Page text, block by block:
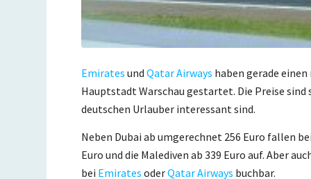
Emirates undQatar Airways haben gerade
Hauptstadt Warschau gestartet. Die Preise sind
deutschen Urlauber interessant sind.
Neben Dubai ab umgerechnet 256 Euro fallen
Euro und die Malediven ab 339 Euro auf. Aber
bei Emirates oderQatar Airways buchbar.